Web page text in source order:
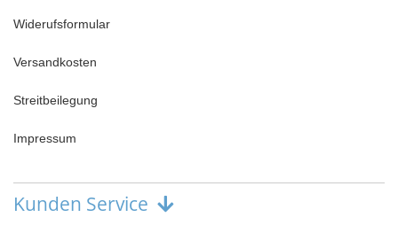
Widerufsformular
Versandkosten
Streitbeilegung
Impressum
Kunden Service